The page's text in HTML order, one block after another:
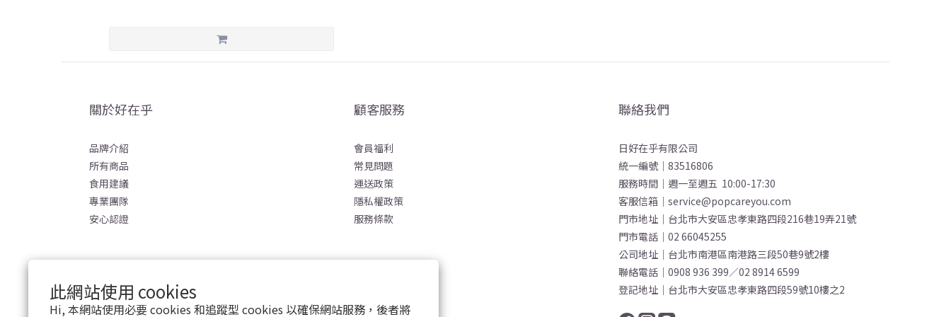
此網站使用 cookies
Hi, 本網站使用必要 cookies 和追蹤型 cookies 以確保網站服務，後者將
關於好在乎
品牌介紹
所有商品
食用建議
專業團隊
安心認證
顧客服務
會員福利
常見問題
運送政策
隱私權政策
服務條款
聯絡我們
日好在乎有限公司
統一編號｜83516806
服務時間｜週一至週五 10:00-17:30
客服信箱｜service@popcareyou.com
門市地址｜台北市大安區忠孝東路四段216巷19弄21號
門市電話｜02 66045255
公司地址｜台北市南港區南港路三段50巷9號2樓
聯絡電話｜0908 936 399／02 8914 6599
登記地址｜台北市大安區忠孝東路四段59號10樓之2